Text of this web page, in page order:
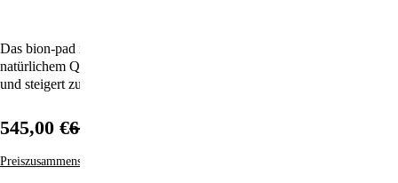
Das bion-pad ist die perfekte Symbiose aus Technologie und
natürlichem Quarzkristall, unverfälscht und rein wie die Natur selbst –
und steigert zudem Ihr Wohlbefinden!
608,00 €
545,00 €
Preiszusammensetzung